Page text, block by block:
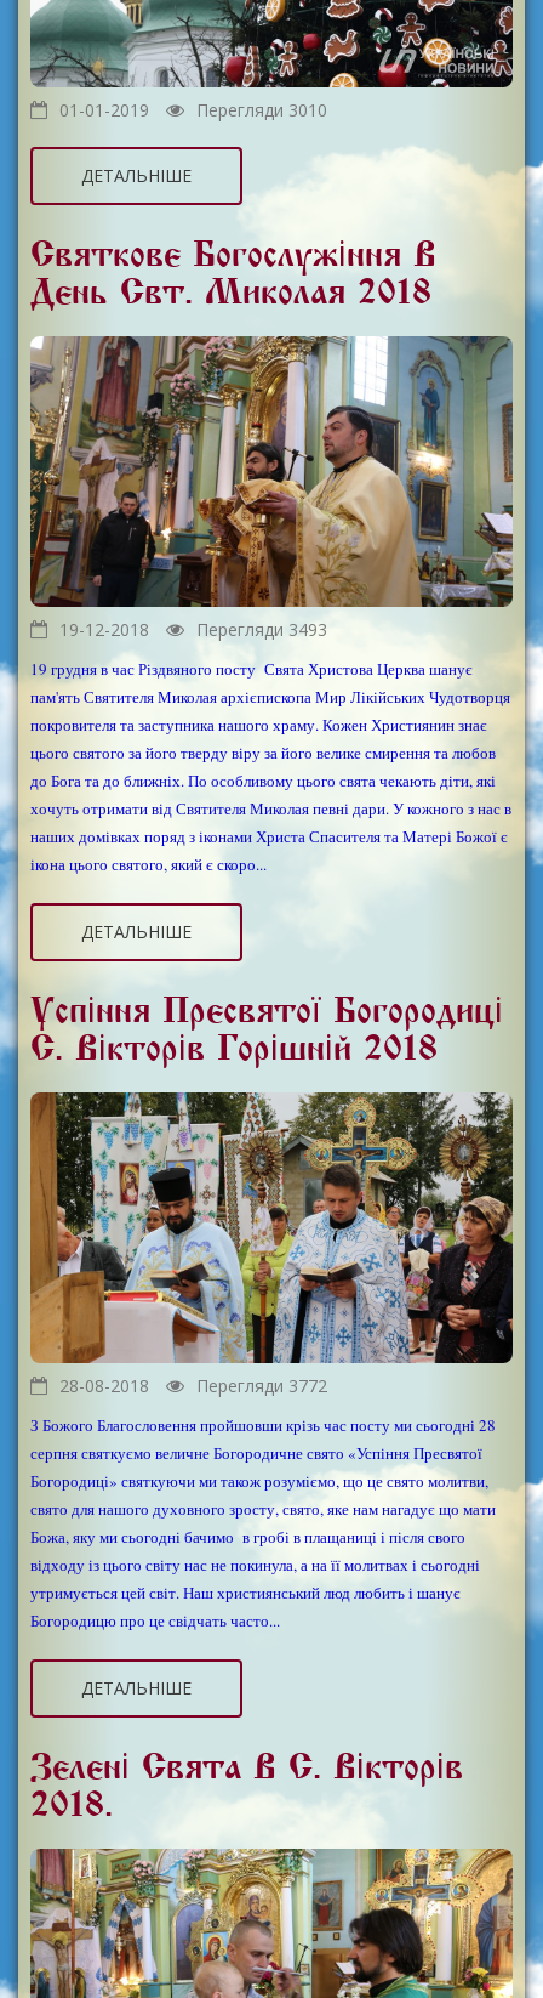
01-01-2019 Перегляди 3010
ДЕТАЛЬНІШЕ
Святкове Богослужіння В
День Свт. Миколая 2018
19-12-2018 Перегляди 3493
19 грудня в час Різдвяного посту Свята Христова Церква шанує
пам'ять Святителя Миколая архієпископа Мир Лікійських Чудотворця
покровителя та заступника нашого храму. Кожен Християнин знає
цього святого за його тверду віру за його велике смирення та любов
до Бога та до ближніх. По особливому цього свята чекають діти, які
хочуть отримати від Святителя Миколая певні дари. У кожного з нас в
наших домівках поряд з іконами Христа Спасителя та Матері Божої є
ікона цього святого, який є скоро...
ДЕТАЛЬНІШЕ
Успіння Пресвятої Богородиці
С. Вікторів Горішній 2018
28-08-2018 Перегляди 3772
З Божого Благословення пройшовши крізь час посту ми сьогодні 28
серпня святкуємо величне Богородичне свято «Успіння Пресвятої
Богородиці» святкуючи ми також розуміємо, що це свято молитви,
свято для нашого духовного зросту, свято, яке нам нагадує що мати
Божа, яку ми сьогодні бачимо в гробі в плащаниці і після свого
відходу із цього світу нас не покинула, а на її молитвах і сьогодні
утримується цей світ. Наш християнський люд любить і шанує
Богородицю про це свідчать часто...
ДЕТАЛЬНІШЕ
Зелені Свята В С. Вікторів
2018.